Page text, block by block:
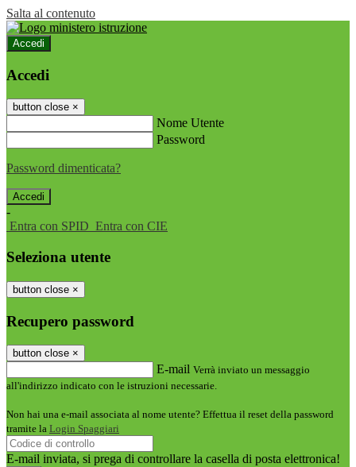
Salta al contenuto
Accedi
Accedi
button close ×
Nome Utente
Password
Password dimenticata?
-
Entra con SPID Entra con CIE
Seleziona utente
button close ×
Recupero password
button close ×
E-mail Verrà inviato un messaggio
all'indirizzo indicato con le istruzioni necessarie.
Non hai una e-mail associata al nome utente? Effettua il reset della password
tramite la Login Spaggiari
E-mail inviata, si prega di controllare la casella di posta elettronica!